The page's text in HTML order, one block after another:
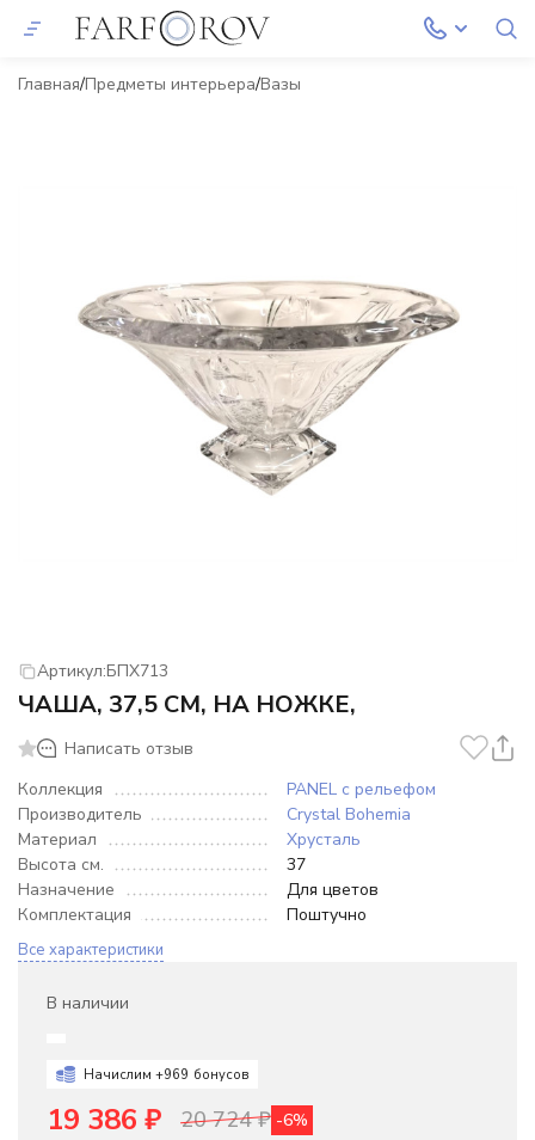
Главная Предметы интерьера Вазы
Артикул:БПХ713
ЧАША, 37,5 СМ, НА НОЖКЕ,
Написать отзыв
Коллекция
PANEL с рельефом
Производитель
Crystal Bohemia
Материал
Хрусталь
Высота см.
37
Назначение
Для цветов
Комплектация
Поштучно
Все характеристики
В наличии
Начислим +969 бонусов
19 386 ₽ 20 724₽ -6%